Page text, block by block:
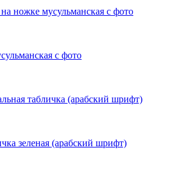
ножке мусульманская с фото
с фото
табличка (арабский шрифт)
зеленая (арабский шрифт)